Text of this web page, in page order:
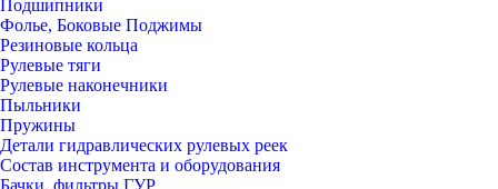
Подшипники
Фолье, Боковые Поджимы
Резиновые кольца
Рулевые тяги
Рулевые наконечники
Пыльники
Пружины
Детали гидравлических рулевых реек
Состав инструмента и оборудования
Бачки, фильтры ГУР